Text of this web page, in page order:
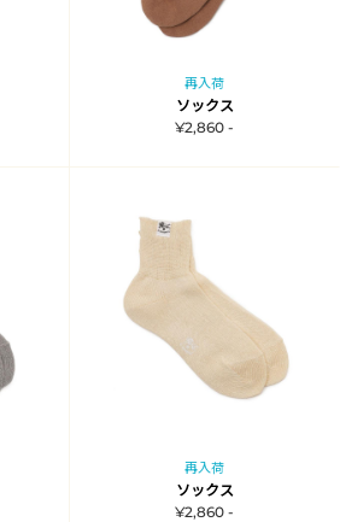
再入荷
ソックス
¥2,860 -
再入荷
ソックス
¥2,860 -